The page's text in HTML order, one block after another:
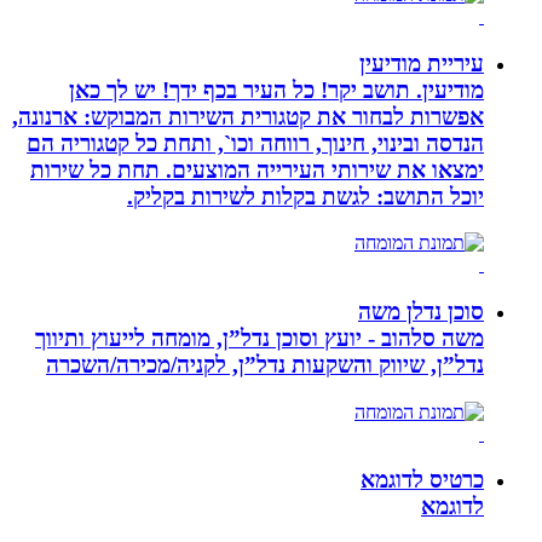
עיריית מודיעין
מודיעין. תושב יקר! כל העיר בכף ידך! יש לך כאן
אפשרות לבחור את קטגורית השירות המבוקש: ארנונה,
הנדסה ובינוי, חינוך, רווחה וכו`, ותחת כל קטגוריה הם
ימצאו את שירותי העירייה המוצעים. תחת כל שירות
יוכל התושב: לגשת בקלות לשירות בקליק.
סוכן נדלן משה
משה סלהוב - יועץ וסוכן נדל”ן, מומחה לייעוץ ותיווך
נדל”ן, שיווק והשקעות נדל”ן, לקניה/מכירה/השכרה
כרטיס לדוגמא
לדוגמא